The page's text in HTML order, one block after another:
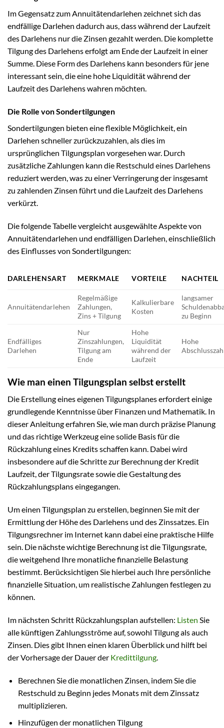
Im Gegensatz zum Annuitätendarlehen zeichnet sich das
endfällige Darlehen dadurch aus, dass während der Laufzeit
des Darlehens nur die Zinsen gezahlt werden. Die komplette
Tilgung des Darlehens erfolgt am Ende der Laufzeit in einer
Summe. Diese Form des Darlehens kann besonders für jene
interessant sein, die eine hohe Liquidität während der
Laufzeit des Darlehens wahren möchten.
Die Rolle von Sondertilgungen
Sondertilgungen bieten eine flexible Möglichkeit, ein
Darlehen schneller zurückzuzahlen, als dies im
ursprünglichen Tilgungsplan vorgesehen war. Durch
zusätzliche Zahlungen kann die Restschuld eines Darlehens
reduziert werden, was zu einer Verringerung der insgesamt
zu zahlenden Zinsen führt und die Laufzeit des Darlehens
verkürzt.
Die folgende Tabelle vergleicht ausgewählte Aspekte von
Annuitätendarlehen und endfälligen Darlehen, einschließlich
des Einflusses von Sondertilgungen:
DARLEHENSART MERKMALE VORTEILE NACHTEIL
Annuitätendarlehen
Regelmäßige
Zahlungen,
Zins + Tilgung
Kalkulierbare
Kosten
langsamer
zu Beginn
Endfälliges
Darlehen
Nur
Zinszahlungen,
Tilgung am
Ende
Hohe
Liquidität
während der
Laufzeit
Hohe
Wie man einen Tilgungsplan selbst erstellt
Die Erstellung eines eigenen Tilgungsplanes erfordert einige
grundlegende Kenntnisse über Finanzen und Mathematik. In
dieser Anleitung erfahren Sie, wie man durch präzise Planung
und das richtige Werkzeug eine solide Basis für die
Rückzahlung eines Kredits schaffen kann. Dabei wird
insbesondere auf die Schritte zur Berechnung der Kredit
Laufzeit, der Tilgungsrate sowie die Gestaltung des
Rückzahlungsplans eingegangen.
Um einen Tilgungsplan zu erstellen, beginnen Sie mit der
Ermittlung der Höhe des Darlehens und des Zinssatzes. Ein
Tilgungsrechner im Internet kann dabei eine praktische Hilfe
sein. Die nächste wichtige Berechnung ist die Tilgungsrate,
die weitgehend Ihre monatliche finanzielle Belastung
bestimmt. Berücksichtigen Sie hierbei auch Ihre persönliche
finanzielle Situation, um realistische Zahlungen festlegen zu
können.
Im nächsten Schritt Rückzahlungsplan aufstellen: Listen Sie
alle künftigen Zahlungsströme auf, sowohl Tilgung als auch
Zinsen. Dies gibt Ihnen einen klaren Überblick und hilft bei
der Vorhersage der Dauer der Kredittilgung
Berechnen Sie die monatlichen Zinsen, indem Sie die
Restschuld zu Beginn jedes Monats mit dem Zinssatz
multiplizieren.
Hinzufügen der monatlichen Tilgung